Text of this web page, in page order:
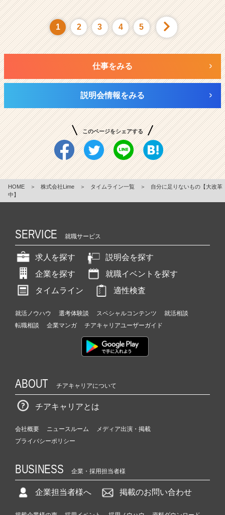
1 2 3 4 5
仕事をみる
説明会情報をみる
このページをシェアする
HOME ＞ 株式会社Lime ＞ タイムライン一覧 ＞
自分に足りないもの【大改革
中】
SERVICE 就職サービス
求人を探す
説明会を探す
企業を探す
就職イベントを探す
タイムライン
適性検査
就活ノウハウ 選考体験談 スペシャルコンテンツ
就活相談
転職相談
企業マンガ チアキャリアユーザーガイド
ABOUT チアキャリアについて
チアキャリアとは
会社概要 ニュースルーム
メディア出演・掲載
プライバシーポリシー
BUSINESS 企業・採用担当者様
企業担当者様へ 掲載のお問い合わせ